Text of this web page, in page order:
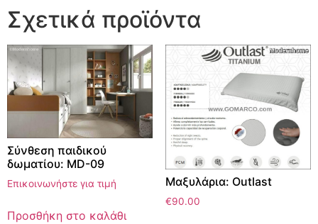
Σχετικά προϊόντα
Σύνθεση παιδικού
δωματίου: MD-09
Επικοινωνήστε για τιμή
Προσθήκη στο καλάθι
Μαξυλάρια: Outlast
€90.00